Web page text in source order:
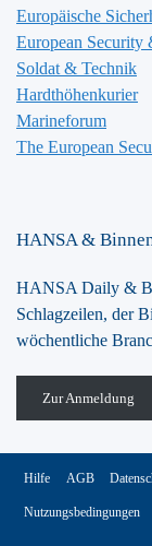
Europäische
European Security
Soldat & Technik
Hardthöhenkurier
Marineforum
The European
HANSA &
HANSA Daily &
Schlagzeilen, der
wöchentliche
Zur Anmeldung
Hilfe AGB
Nutzungsbedingungen